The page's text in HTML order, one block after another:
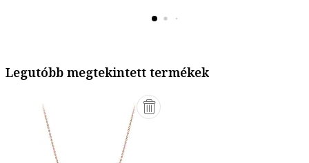
Legutóbb megtekintett termékek